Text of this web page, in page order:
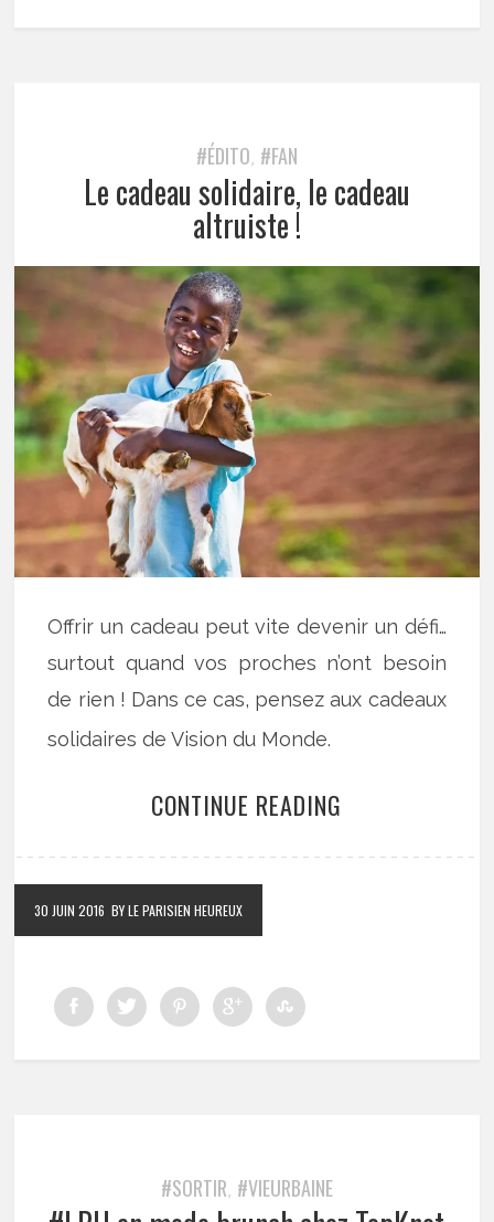
#ÉDITO, #FAN
Le cadeau solidaire, le cadeau
altruiste !
Offrir un cadeau peut vite devenir un défi…
surtout quand vos proches n’ont besoin
de rien ! Dans ce cas, pensez aux cadeaux
solidaires de Vision du Monde.
CONTINUE READING
30 JUIN 2016 BY LE PARISIEN HEUREUX
#SORTIR, #VIEURBAINE